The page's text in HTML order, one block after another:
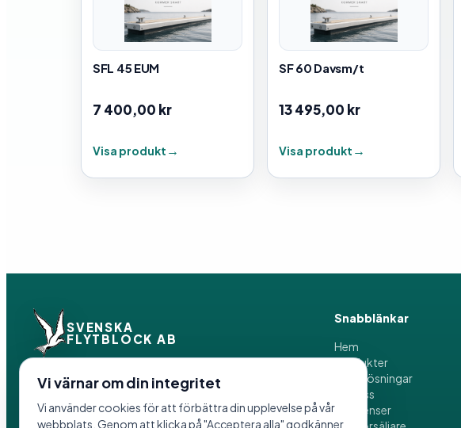
Vi värnar om din integritet
Vi använder cookies för att förbättra din upplevelse på vår
webbplats. Genom att klicka på "Acceptera alla" godkänner
SFL 45 EUM
7 400,00 kr
Visa produkt
SF 60 Davsm/t
13 495,00 kr
Visa produkt
SVENSKA
FLYTBLOCK AB
Vi tillverkar flytprodukter och
Snabblänkar
Hem
Produkter
Paketlösningar
Om oss
Referenser